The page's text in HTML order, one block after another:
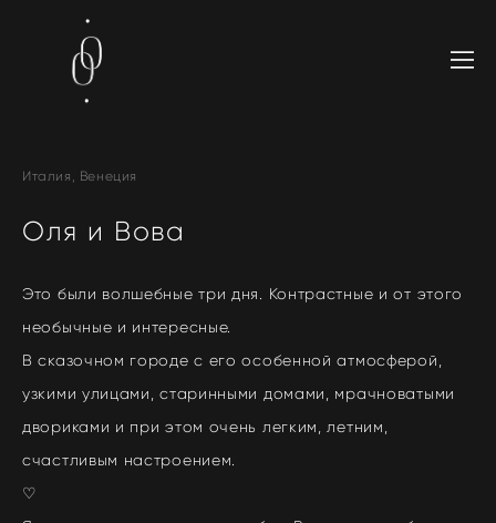
Италия, Венеция
Оля и Вова
Это были волшебные три дня. Контрастные и от этого
необычные и интересные.
В сказочном городе с его особенной атмосферой,
узкими улицами, старинными домами, мрачноватыми
двориками и при этом очень легким, летним,
счастливым настроением.
♡